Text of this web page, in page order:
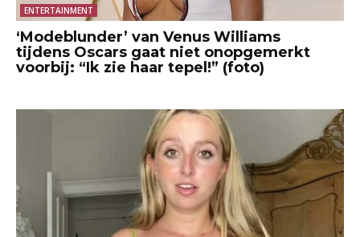
ENTERTAINMENT
‘Modeblunder’ van Venus Williams
tijdens Oscars gaat niet onopgemerkt
voorbij: “Ik zie haar tepel!” (foto)